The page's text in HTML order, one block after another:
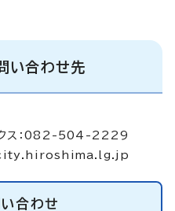
い合わせ先
ス：082-504-2229
合わせ